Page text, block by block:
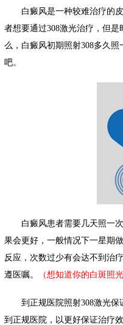
白癜风是一种较难治疗的皮
者想要通过308激光治疗，但
么，白癜风初期照射308多久
吧。
白癜风患者需要几天照一次
果会更好，一般情况下一星期
反应，次数过少有会达不到治
遵医嘱。
（想知道你的白斑照
到正规医院照射308激光保证
到正规医院，以更好保证治疗